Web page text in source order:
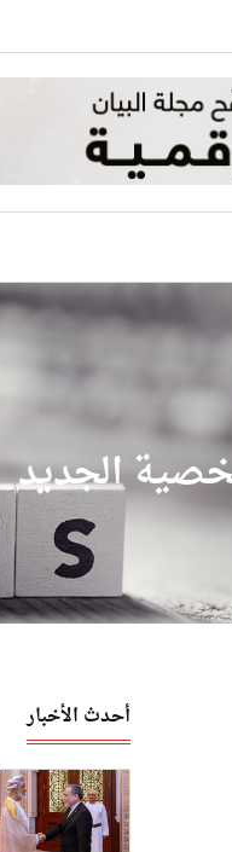
الجديد
أحدث الأخبار